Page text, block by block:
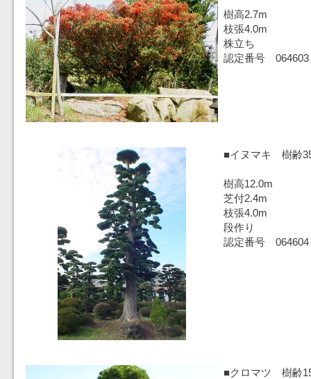
樹高2.7m
枝張4.0m
株立ち
認定番号 064603
■イヌマキ 樹齢
樹高12.0m
芝付2.4m
枝張4.0m
段作り
認定番号 064604
■クロマツ 樹齢